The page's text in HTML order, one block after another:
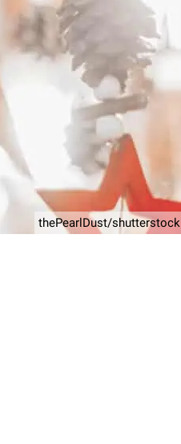
thePearlDust/shutterstock